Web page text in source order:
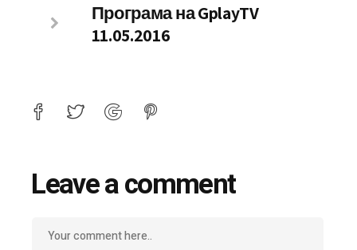
Програма на GplayTV
11.05.2016
Leave a comment